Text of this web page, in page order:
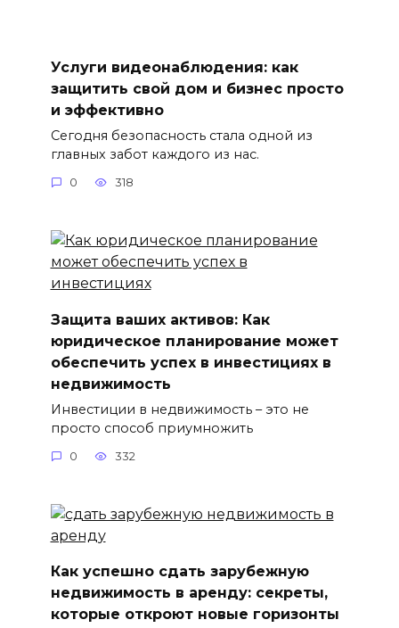
Услуги видеонаблюдения: как
защитить свой дом и бизнес просто
и эффективно
Сегодня безопасность стала одной из
главных забот каждого из нас.
0 318
Защита ваших активов: Как
юридическое планирование может
обеспечить успех в инвестициях в
недвижимость
Инвестиции в недвижимость – это не
просто способ приумножить
0 332
Как успешно сдать зарубежную
недвижимость в аренду: секреты,
которые откроют новые горизонты